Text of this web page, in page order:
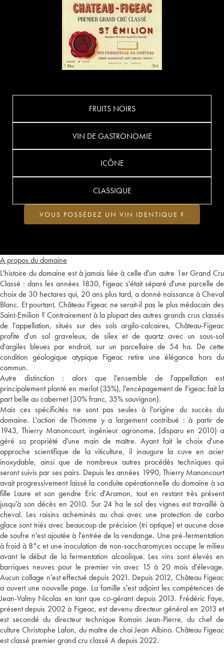
A propos du domaine
L'histoire du domaine est à jamais liée à celle d'un autre 1er Grand Cru
Classé : dans les années 1830, Figeac s'était séparé d'une parcelle de
choix de 30 hectares qui, 20 ans plus tard, a donné naissance à Cheval
Blanc. Et pourtant, Château Figeac ne serait-il pas le plus médocain des
Saint-Emilion ? Contrairement à la plupart des autres grands crus classés
de l'appellation, situés sur des sols argilo-calcaires, Château-Figeac
profite d'un sol graveleux, de silex et de quartz avec un sous-sol
d'argiles bleues par endroit, sur un parcellaire de 54 ha. De cette
condition géologique atypique Figeac retire une élégance hors du
commun.
Autre distinction : alors que l'ensemble de l'appellation est
principalement planté en merlot (35%), l'encépagement de Figeac fait la
part belle au cabernet (30% franc, 35% sauvignon).
Mais ces spécificités ne sont pas seules à l'origine du succès du
domaine. L'action de l'homme y a largement contribué : à partir de
1943, Thierry Manoncourt, ingénieur agronome, (disparu en 2010) a
géré sa propriété d'une main de maître. Ayant fait le choix d'une
approche scientifique de la viticulture, il inaugure la cuve en acier
inoxydable, ainsi que de nombreux autres procédés techniques qui
seront suivis par ses pairs. Depuis les années 1990, Thierry Manoncourt
avait progressivement laissé la conduite opérationnelle du domaine à sa
fille Laure et son gendre Eric d'Aramon, tout en restant très présent
jusqu'à son décès en 2010. Sur 24 ha le sol des vignes est travaillé à
cheval. Les raisins acheminés au chai avec une protection de carbo
glace sont triés avec beaucoup de précision (tri optique) et aucune dose
de soufre n'est ajoutée à l'entrée de la vendange. Une pré-fermentation
à froid à 8°c et une inoculation de non-saccharomyces occupe le milieu
avant le début de la fermentation alcoolique. Les vins sont élevés en
barriques neuves pour le premier vin avec 15 à 20 mois d'élevage.
Aucun collage n'est effectué depuis 2021. Depuis 2012, Château Figeac
a ouvert une nouvelle page. La famille s'est adjoint les compétences de
Jean-Valmy Nicolas en tant que co-gérant depuis 2013. Frédéric Faye,
présent depuis 2002 à Figeac, est devenu directeur général en 2013 et
est secondé du directeur technique Romain Jean-Pierre, du chef de
culture Christophe Lafon, du maître de chai Jean Albino. Château Figeac
est classé premier grand cru classé A depuis 2022.
FRUITS NOIRS
VIN DE GASTRONOMIE
ICÔNE
CLASSIQUE
VOUS POSSÉDEZ UN VIN IDENTIQUE ?